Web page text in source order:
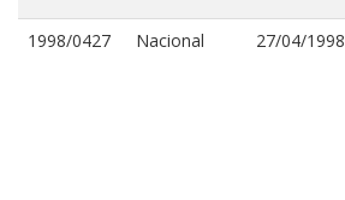
1998/0427 Nacional 27/04/1998